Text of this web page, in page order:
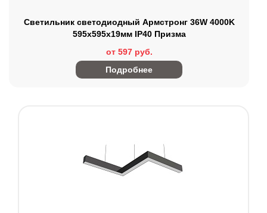
Светильник светодиодный Армстронг 36W 4000K
595х595х19мм IP40 Призма
от 597 руб.
Подробнее